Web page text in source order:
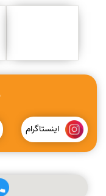
اینستاگرام